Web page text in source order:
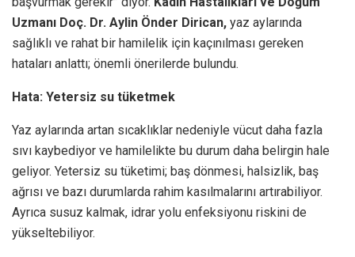
Uzmanı Doç. Dr. Aylin Önder Dirican, yaz aylarında
sağlıklı ve rahat bir hamilelik için kaçınılması gereken
hataları anlattı; önemli önerilerde bulundu.
Hata: Yetersiz su tüketmek
Yaz aylarında artan sıcaklıklar nedeniyle vücut daha fazla
sıvı kaybediyor ve hamilelikte bu durum daha belirgin hale
geliyor. Yetersiz su tüketimi; baş dönmesi, halsizlik, baş
ağrısı ve bazı durumlarda rahim kasılmalarını artırabiliyor.
Ayrıca susuz kalmak, idrar yolu enfeksiyonu riskini de
yükseltebiliyor.